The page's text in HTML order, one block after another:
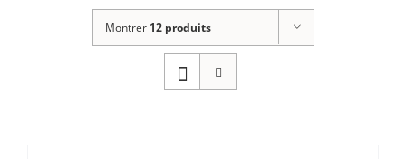
Montrer 12 produits